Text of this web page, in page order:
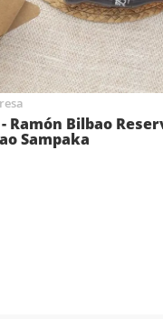
Ramón Bilbao
Sampaka